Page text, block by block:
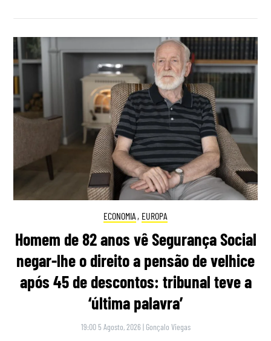
ECONOMIA , EUROPA
Homem de 82 anos vê Segurança Social
negar-lhe o direito a pensão de velhice
após 45 de descontos: tribunal teve a
‘última palavra’
19:00 5 Agosto, 2026 | Gonçalo Viegas